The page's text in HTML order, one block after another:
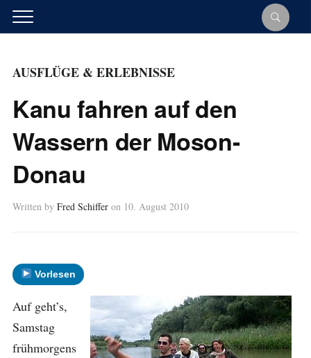
AUSFLÜGE & ERLEBNISSE
Kanu fahren auf den
Wassern der Moson-
Donau
Written by Fred Schiffer on 10. August 2010
Vorlesen
Auf geht’s,
Samstag
frühmorgens